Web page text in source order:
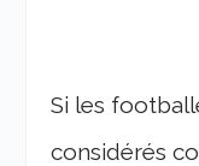
Si les
considérés